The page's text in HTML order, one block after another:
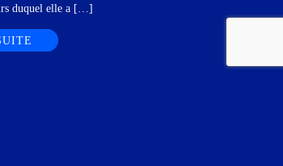
duquel elle a […]